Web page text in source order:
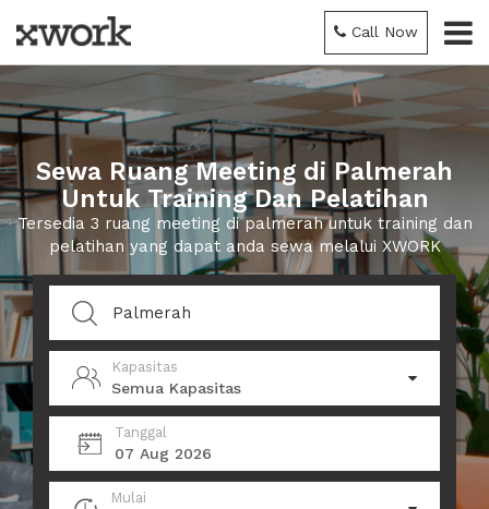
Call Now
Sewa Ruang Meeting di Palmerah
Untuk Training Dan Pelatihan
Tersedia 3 ruang meeting di palmerah untuk training dan
pelatihan yang dapat anda sewa melalui XWORK
Kapasitas
Semua Kapasitas
Tanggal
07 Aug 2026
Mulai